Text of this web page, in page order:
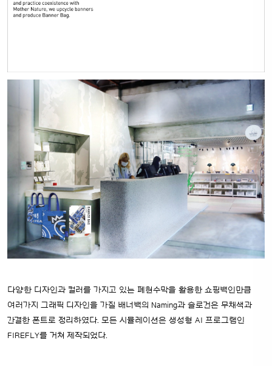
다양한 디자인과 컬러를 가지고 있는 폐현수막을 활용한 쇼핑백인만큼
여러가지 그래픽 디자인을 가질 배너백의 Naming과 슬로건은 무채색과
간결한 폰트로 정리하였다. 모든 시뮬레이션은 생성형 AI 프로그램인
FIREFLY를 거쳐 제작되었다.